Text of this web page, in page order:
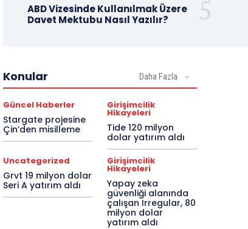
ABD Vizesinde Kullanılmak Üzere
Davet Mektubu Nasıl Yazılır?
Konular Daha Fazla
Güncel Haberler
Stargate projesine
Çin’den misilleme
Girişimcilik
Hikayeleri
Tide 120 milyon
dolar yatırım aldı
Uncategorized
Grvt 19 milyon dolar
Seri A yatırım aldı
Girişimcilik
Hikayeleri
Yapay zeka
güvenliği alanında
çalışan Irregular, 80
milyon dolar
yatırım aldı